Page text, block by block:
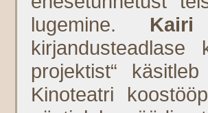
lugemine.
kirjandusteadlase
projektist“
Kinoteatri